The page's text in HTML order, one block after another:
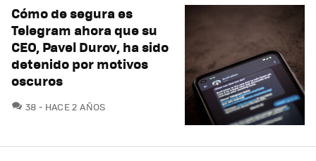
Cómo de segura es
Telegram ahora que su
CEO, Pavel Durov, ha sido
detenido por motivos
oscuros
38 COMENTARIOS
HACE 2 AÑOS